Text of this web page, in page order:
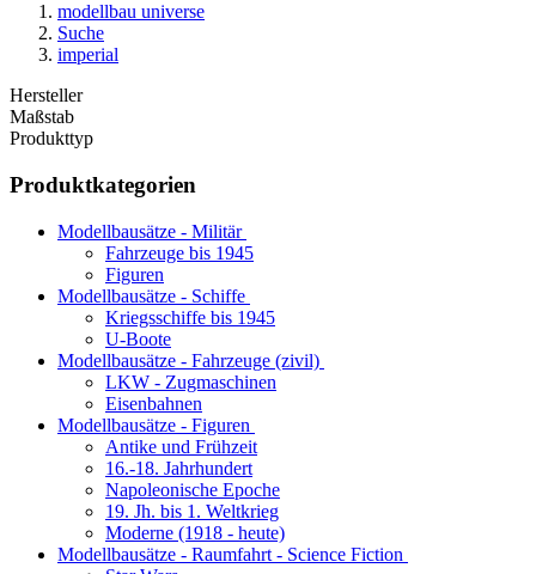
modellbau universe
Suche
imperial
Hersteller
Maßstab
Produkttyp
Produktkategorien
Modellbausätze - Militär
Fahrzeuge bis 1945
Figuren
Modellbausätze - Schiffe
Kriegsschiffe bis 1945
U-Boote
Modellbausätze - Fahrzeuge (zivil)
LKW - Zugmaschinen
Eisenbahnen
Modellbausätze - Figuren
Antike und Frühzeit
16.-18. Jahrhundert
Napoleonische Epoche
19. Jh. bis 1. Weltkrieg
Moderne (1918 - heute)
Modellbausätze - Raumfahrt - Science Fiction